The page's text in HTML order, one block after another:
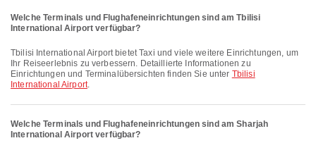
Welche Terminals und Flughafeneinrichtungen sind am Tbilisi
International Airport verfügbar?
Tbilisi International Airport bietet Taxi und viele weitere Einrichtungen, um
Ihr Reiseerlebnis zu verbessern. Detaillierte Informationen zu
Einrichtungen und Terminalübersichten finden Sie unter Tbilisi
International Airport.
Welche Terminals und Flughafeneinrichtungen sind am Sharjah
International Airport verfügbar?